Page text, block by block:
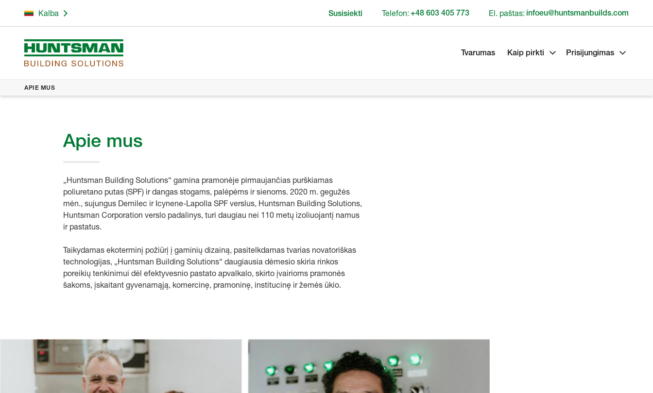
Tvarumas Kaip pirkti Prisijungimas
APIE MUS
Apie mus
„Huntsman Building Solutions“ gamina pramonėje pirmaujančias purškiamas
poliuretano putas (SPF) ir dangas stogams, palėpėms ir sienoms. 2020 m. gegužės
mėn., sujungus Demilec ir Icynene-Lapolla SPF verslus, Huntsman Building Solutions,
Huntsman Corporation verslo padalinys, turi daugiau nei 110 metų izoliuojantį namus
ir pastatus.
Taikydamas ekoterminį požiūrį į gaminių dizainą, pasitelkdamas tvarias novatoriškas
technologijas, „Huntsman Building Solutions“ daugiausia dėmesio skiria rinkos
poreikių tenkinimui dėl efektyvesnio pastato apvalkalo, skirto įvairioms pramonės
šakoms, įskaitant gyvenamąją, komercinę, pramoninę, institucinę ir žemės ūkio.
Kalba Susisiekti Telefon: +48 603 405 773 El. paštas: infoeu@huntsmanbuilds.com